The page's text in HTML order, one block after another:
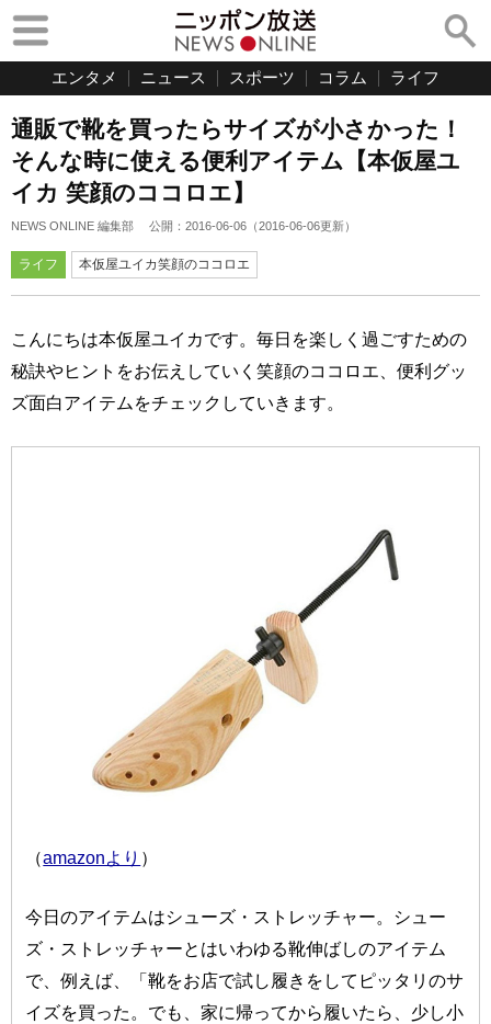
エンタメ ニュース スポーツ コラム ライフ
通販で靴を買ったらサイズが小さかった！
そんな時に使える便利アイテム【本仮屋ユ
イカ 笑顔のココロエ】
NEWS ONLINE 編集部 公開： 2016-06-06 （2016-06-06更新）
ライフ 本仮屋ユイカ笑顔のココロエ
こんにちは本仮屋ユイカです。毎日を楽しく過ごすための
秘訣やヒントをお伝えしていく笑顔のココロエ、便利グッ
ズ面白アイテムをチェックしていきます。
（amazonより ）
今日のアイテムはシューズ・ストレッチャー。シュー
ズ・ストレッチャーとはいわゆる靴伸ばしのアイテム
で、例えば、「靴をお店で試し履きをしてピッタリのサ
イズを買った。でも、家に帰ってから履いたら、少し小